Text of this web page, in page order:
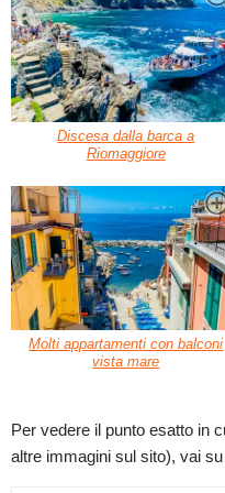
Discesa dalla barca a
Riomaggiore
Molti appartamenti con balconi
vista mare
Per vedere il punto esatto in
altre immagini sul sito), vai su